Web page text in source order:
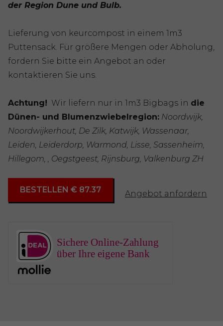
der Region Dune und Bulb.
Lieferung von keurcompost in einem 1m3
Puttensack. Für größere Mengen oder Abholung,
fordern Sie bitte ein Angebot an oder
kontaktieren Sie uns.
Achtung! Wir liefern nur in 1m3 Bigbags in die
Dünen- und Blumenzwiebelregion: Noordwijk,
Noordwijkerhout, De Zilk, Katwijk, Wassenaar,
Leiden, Leiderdorp, Warmond, Lisse, Sassenheim,
Hillegom, , Oegstgeest, Rijnsburg, Valkenburg ZH
BESTELLEN € 87.37 Angebot anfordern
Sichere Online-Zahlung
über Ihre eigene Bank